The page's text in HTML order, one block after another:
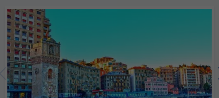
Παλέρμο (Σικελία), Ιταλία
08:00